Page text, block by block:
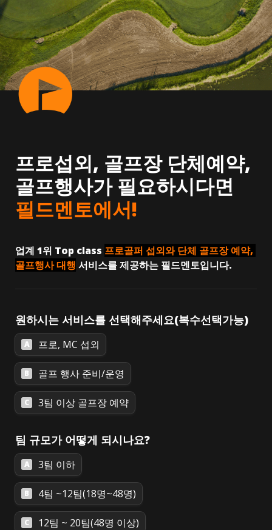
프로섭외, 골프장 단체예약,
필드멘토에서!
업계 1위 Top class 프로골퍼 섭외와 단체 골프장 예약,
골프행사 대행 서비스를 제공하는 필드멘토입니다.
원하시는 서비스를 선택해주세요(복수선택가능)
A 프로, MC 섭외
B 골프 행사 준비/운영
C 3팀 이상 골프장 예약
팀 규모가 어떻게 되시나요?
A 3팀 이하
B 4팀 ~12팀(18명~48명)
C 12팀 ~ 20팀(48명 이상)